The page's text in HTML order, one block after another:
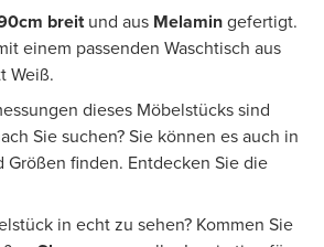
breitund aus Melamingefertigt.
einem passenden Waschtisch aus
Weiß.
dieses Möbelstücks sind
Sie suchen? Sie können es auch in
Größen finden. Entdecken Sie die
in echt zu sehen? Kommen Sie